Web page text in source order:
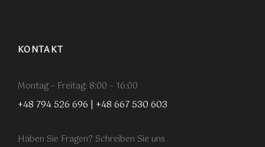
KONTAKT
Montag – Freitag: 8:00 – 16:00
+48 794 526 696 | +48 667 530 603
Haben Sie Fragen? Schreiben Sie uns